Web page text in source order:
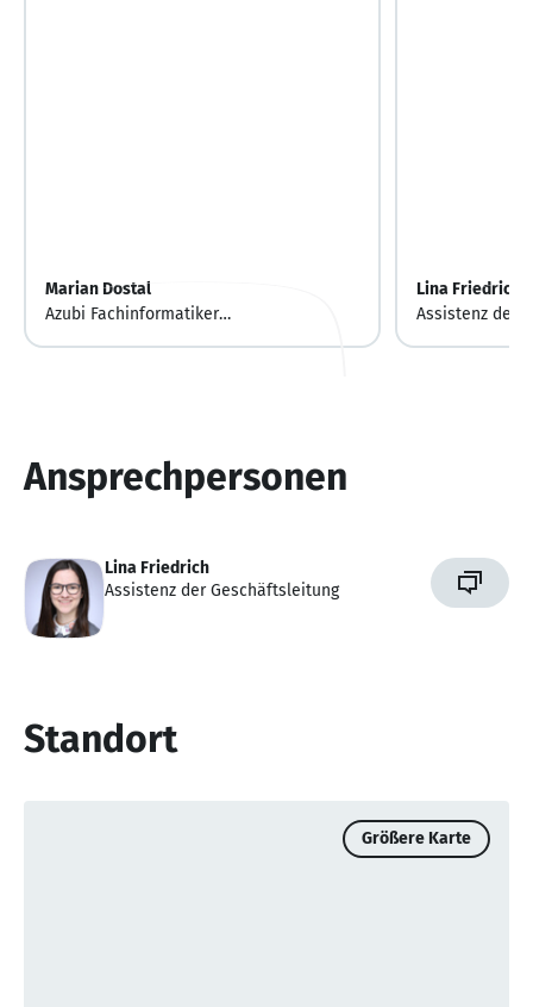
Marian Dostal
Azubi Fachinformatiker
Lina Friedrich
Assistenz der
Ansprechpersonen
Lina Friedrich
Assistenz der Geschäftsleitung
Standort
Größere Karte